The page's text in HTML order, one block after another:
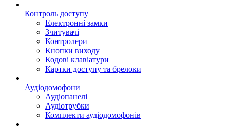
Контроль доступу
Електронні замки
Зчитувачі
Контролери
Кнопки виходу
Кодові клавіатури
Картки доступу та брелоки
Аудіодомофони
Аудіопанелі
Аудіотрубки
Комплекти аудіодомофонів